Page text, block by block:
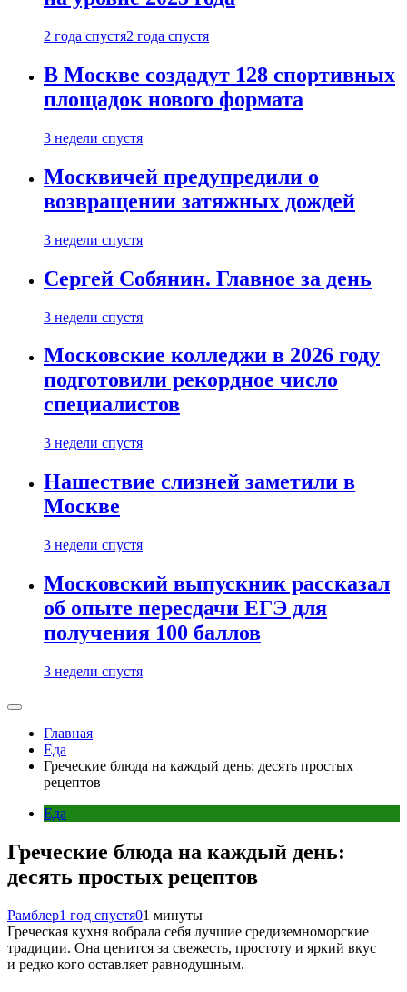
2 года спустя2 года спустя
В Москве создадут 128 спортивных
площадок нового формата
3 недели спустя
Москвичей предупредили о
возвращении затяжных дождей
3 недели спустя
Сергей Собянин. Главное за день
3 недели спустя
Московские колледжи в 2026 году
подготовили рекордное число
специалистов
3 недели спустя
Нашествие слизней заметили в
Москве
3 недели спустя
Московский выпускник рассказал
об опыте пересдачи ЕГЭ для
получения 100 баллов
3 недели спустя
Главная
Еда
Греческие блюда на каждый день: десять простых
рецептов
Еда
Греческие блюда на каждый день:
десять простых рецептов
Рамблер1 год спустя01 минуты
Греческая кухня вобрала себя лучшие средиземноморские
традиции. Она ценится за свежесть, простоту и яркий вкус
и редко кого оставляет равнодушным.